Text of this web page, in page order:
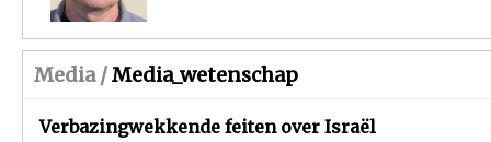
Media /Media_wetenschap
Verbazingwekkende feiten over Israël